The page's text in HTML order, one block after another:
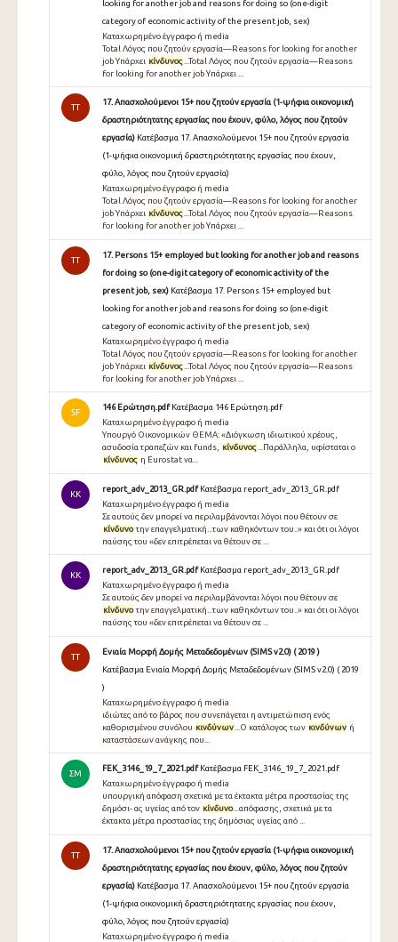
looking for another job and reasons for doing so (one-digit
category of economic activity of the present job, sex)
Καταχωρημένο έγγραφο ή media
Total Λόγος που ζητούν εργασία—Reasons for looking for another
job Υπάρχει κίνδυνος ...Total Λόγος που ζητούν εργασία—Reasons
for looking for another job Υπάρχει ...
TT
17. Απασχολούμενοι 15+ που ζητούν εργασία (1-ψήφια οικονομική
δραστηριότητατης εργασίας που έχουν, φύλο, λόγος που ζητούν
εργασία) Κατέβασμα 17. Απασχολούμενοι 15+ που ζητούν εργασία
(1-ψήφια οικονομική δραστηριότητατης εργασίας που έχουν,
φύλο, λόγος που ζητούν εργασία)
Καταχωρημένο έγγραφο ή media
Total Λόγος που ζητούν εργασία—Reasons for looking for another
job Υπάρχει κίνδυνος...Total Λόγος που ζητούν εργασία—Reasons
for looking for another job Υπάρχει ...
TT
17. Persons 15+ employed but looking for another job and reasons
for doing so (one-digit category of economic activity of the
present job, sex) Κατέβασμα 17. Persons 15+ employed but
looking for another job and reasons for doing so (one-digit
category of economic activity of the present job, sex)
Καταχωρημένο έγγραφο ή media
Total Λόγος που ζητούν εργασία—Reasons for looking for another
job Υπάρχει κίνδυνος ...Total Λόγος που ζητούν εργασία—Reasons
for looking for another job Υπάρχει ...
SF
146 Ερώτηση.pdf Κατέβασμα 146 Ερώτηση.pdf
Καταχωρημένο έγγραφο ή media
Υπουργό Οικονομικών ΘΕΜΑ: «Διόγκωση ιδιωτικού χρέους,
ασυδοσία τραπεζών και funds, κίνδυνος...Παράλληλα, υφίσταται ο
κίνδυνος η Eurostat να...
KK
report_adv_2013_GR.pdf Κατέβασμα report_adv_2013_GR.pdf
Καταχωρημένο έγγραφο ή media
Σε αυτούς δεν μπορεί να περιλαμβάνονται λόγοι που θέτουν σε
κίνδυνοτην επαγγελματική...των καθηκόντων του..» και ότι οι λόγοι
παύσης του «δεν επιτρέπεται να θέτουν σε ...
KK
report_adv_2013_GR.pdf Κατέβασμα report_adv_2013_GR.pdf
Καταχωρημένο έγγραφο ή media
Σε αυτούς δεν μπορεί να περιλαμβάνονται λόγοι που θέτουν σε
κίνδυνοτην επαγγελματική...των καθηκόντων του..» και ότι οι λόγοι
παύσης του «δεν επιτρέπεται να θέτουν σε ...
TT
Ενιαία Μορφή Δομής Μεταδεδομένων (SIMS v2.0) ( 2019 )
Κατέβασμα Ενιαία Μορφή Δομής Μεταδεδομένων (SIMS v2.0) ( 2019
)
Καταχωρημένο έγγραφο ή media
ιδιώτες από το βάρος που συνεπάγεται η αντιμετώπιση ενός
καθορισμένου συνόλου κινδύνων ...Ο κατάλογος των κινδύνων ή
καταστάσεων ανάγκης που...
ΣΜ
FEK_3146_19_7_2021.pdf Κατέβασμα FEK_3146_19_7_2021.pdf
Καταχωρημένο έγγραφο ή media
υπουργική απόφαση σχετικά με τα έκτακτα μέτρα προστασίας της
δημόσι- ας υγείας από τον κίνδυνο...απόφασης, σχετικά με τα
έκτακτα μέτρα προστασίας της δημόσιας υγείας από ...
TT
17. Απασχολούμενοι 15+ που ζητούν εργασία (1-ψήφια οικονομική
δραστηριότητατης εργασίας που έχουν, φύλο, λόγος που ζητούν
εργασία) Κατέβασμα 17. Απασχολούμενοι 15+ που ζητούν εργασία
(1-ψήφια οικονομική δραστηριότητατης εργασίας που έχουν,
φύλο, λόγος που ζητούν εργασία)
Καταχωρημένο έγγραφο ή media